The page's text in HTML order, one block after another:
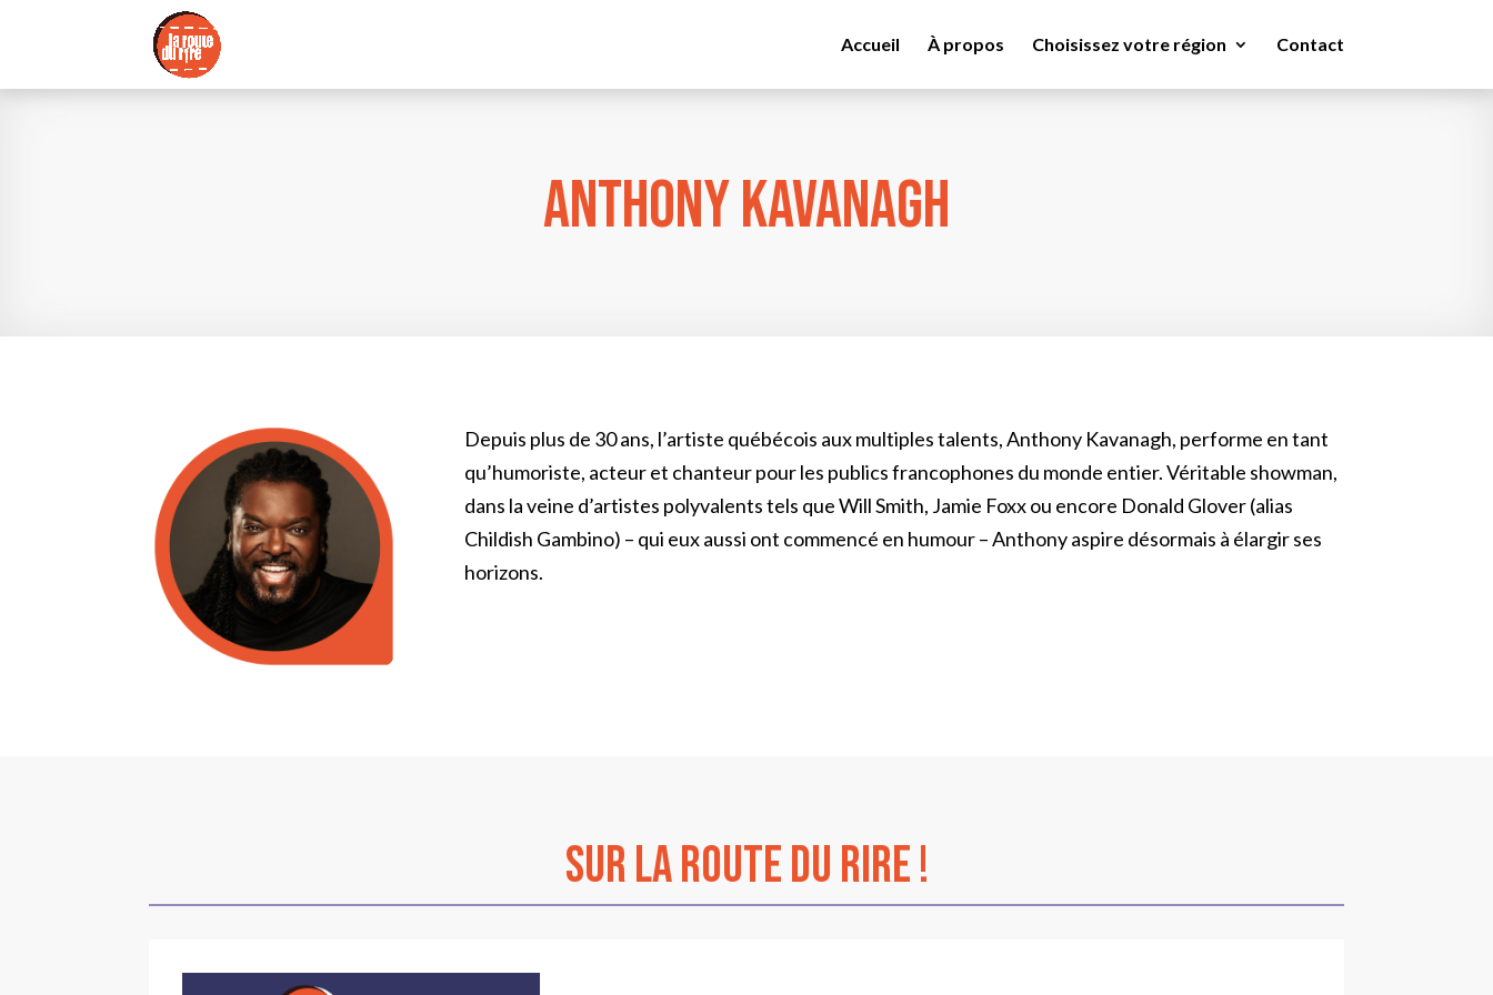
Accueil À propos Choisissez votre région Contact
Anthony Kavanagh
Depuis plus de 30 ans, l’artiste québécois aux multiples talents, Anthony Kavanagh, performe en tant
qu’humoriste, acteur et chanteur pour les publics francophones du monde entier. Véritable showman,
dans la veine d’artistes polyvalents tels que Will Smith, Jamie Foxx ou encore Donald Glover (alias
Childish Gambino) – qui eux aussi ont commencé en humour – Anthony aspire désormais à élargir ses
horizons.
sur La Route du Rire !